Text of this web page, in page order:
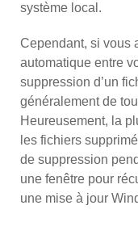
système local.
Cependant, si vous
automatique entre
suppression d’un
généralement de
Heureusement, la
les fichiers
de suppression
une fenêtre pour
une mise à jour